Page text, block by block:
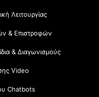
Λειτουργίας
& Επιστροφών
& Διαγωνισμούς
Video
Chatbots